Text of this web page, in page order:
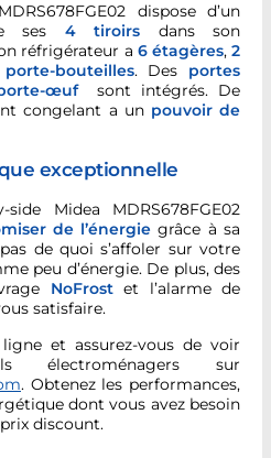
dispose d’un
ses 4 tiroirs dans son
réfrigérateur a 6 étagères,2
bouteilles. Des portes
œufsont intégrés. De
congelant a un pouvoir de
exceptionnelle
Midea MDRS678FGE02
de l’énergie grâce à sa
de quoi s’affoler sur votre
peu d’énergie. De plus, des
NoFrostet l’alarme de
satisfaire.
et assurez-vous de voir
électroménagers sur
. Obtenez les performances,
dont vous avez besoin
discount.